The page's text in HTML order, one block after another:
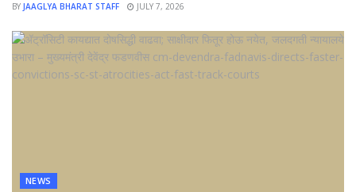
BY JAAGLYA BHARAT STAFF JULY 7, 2026
NEWS